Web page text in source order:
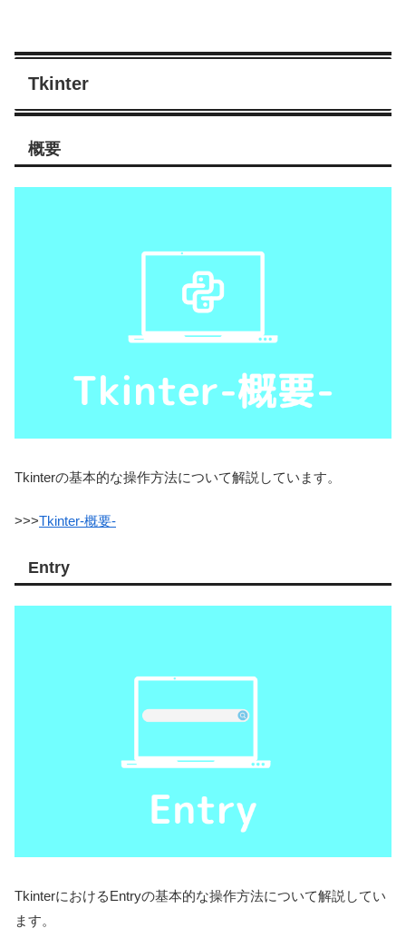
Tkinter
概要
Tkinterの基本的な操作方法について解説しています。
>>>Tkinter-概要-
Entry
TkinterにおけるEntryの基本的な操作方法について解説してい
ます。